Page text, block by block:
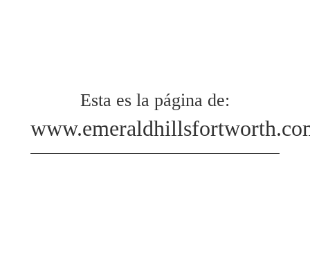
Esta es la página de: